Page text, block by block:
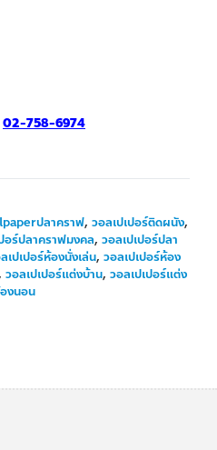
02-758-6974
ปลาคราฟ, วอลเปเปอร์ติดผนัง,
อร์ปลาคราฟมงคล, วอลเปเปอร์ปลา
เปเปอร์ห้องนั่งเล่น, วอลเปเปอร์ห้อง
วอลเปเปอร์แต่งบ้าน, วอลเปเปอร์แต่ง
งนอน